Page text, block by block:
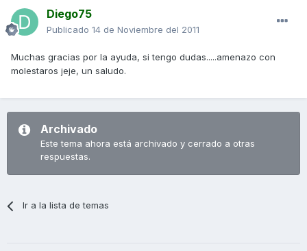
Diego75
Publicado 14 de Noviembre del 2011
Muchas gracias por la ayuda, si tengo dudas.....amenazo con
molestaros jeje, un saludo.
Archivado
Este tema ahora está archivado y cerrado a otras
respuestas.
Ir a la lista de temas